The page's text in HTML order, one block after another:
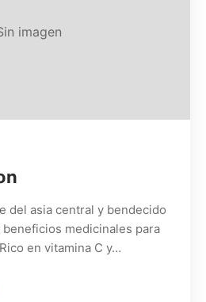
imagen
del asia central y bendecido
medicinales para
en vitamina C y…